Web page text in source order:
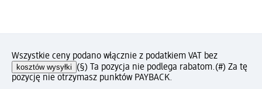
Wszystkie ceny podano włącznie z podatkiem VAT bez
kosztów wysyłki (§) Ta pozycja nie podlega rabatom.(#) Za tę
pozycję nie otrzymasz punktów PAYBACK.